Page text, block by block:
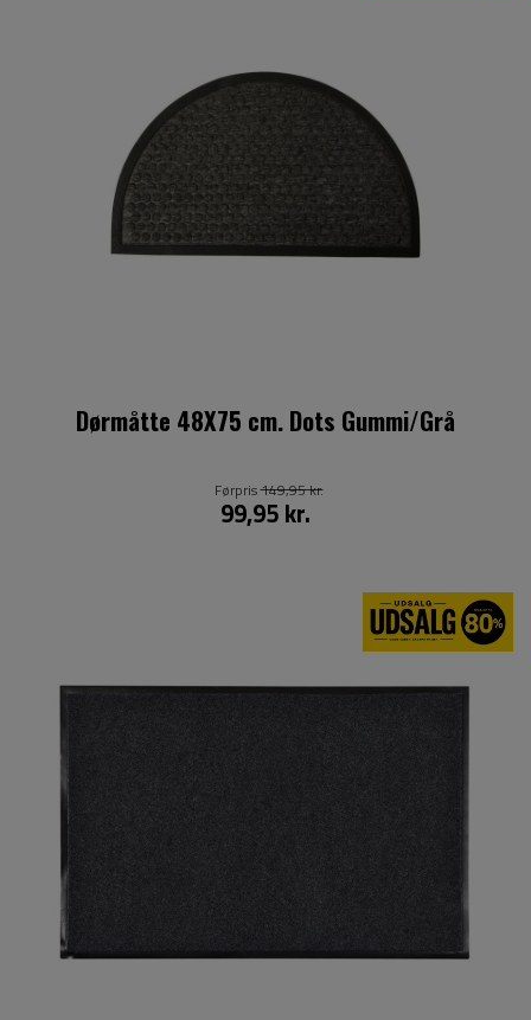
Dørmåtte 48X75 cm. Dots Gummi/Grå
99,95 kr.
Førpris149,95 kr.